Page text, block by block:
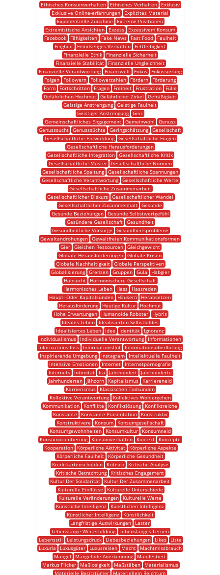
Ethisches Konsumverhalten
Ethisches Verhalten
Exklusiv
Exklusive Online-erfahrungen
Explizites Material
Exponentielle Zunahme
Extreme Positionen
Extremistische Ansichten
Exzess
Exzessivem Konsum
Facebook
Fähigkeiten Fake News Fast Food
Faulheit
Feigheit
Feindseliges Verhalten
Fettleibigkeit
Finanzielle Ethik
Finanzielle Sicherheit
Finanzielle Stabilität
Finanzielle Ungleichheit
Finanzielle Verantwortung
Finanzwelt Fokus
Fokussierung
Folgen
Followern Followerzahlen Fördern
Förderung
Form
Fortschritten Fragen Freiheit Frustration
Fülle
Gefährlichen Hochmut Gefährlicher Zirkel
Gefräßigkeit
Geistige Anstrengung Geistige Faulheit
Geistiger Anstrengung Geiz
Gemeinschaftliches Engagement
Gemeinwohl
Genuss
Genusssucht Genusssüchte Geringschätzung Gesellschaft
Gesellschaftliche Entwicklung
Gesellschaftliche Fragen
Gesellschaftliche Herausforderungen
Gesellschaftliche Integration Gesellschaftliche Kritik
Gesellschaftliche Muster
Gesellschaftliche Normen
Gesellschaftliche Spaltung
Gesellschaftliche Spannungen
Gesellschaftliche Verantwortung Gesellschaftliche Werte
Gesellschaftliche Zusammenarbeit
Gesellschaftlicher Diskurs
Gesellschaftlicher Wandel
Gesellschaftlicher Zusammenhalt
Gesunde
Gesunde Beziehungen
Gesunde Selbstwertgefühl
Gesündere Gesellschaft
Gesundheit
Gesundheitliche Vorsorge
Gesundheitsprobleme
Gewaltandrohungen Gewaltfreien Kommunikationsformen
Gier
Gleichen Ressourcen
Gleichgewicht
Globale Herausforderungen Globale Krisen
Globale Nachhaltigkeit Globale Perspektiven
Globalisierung
Grenzen Gruppen Gula
Habgier
Habsucht
Harmonischere Gesellschaft
Harmonisches Leben
Hass
Hassreden
Haupt- Oder Kapitalsünden
Häusern
Herabsetzen
Herausforderung
Heutige Kultur
Hochmut
Hohe Erwartungen
Humanoide Roboter
Hybris
Ideales Leben
Idealisierten Selbstbildes
Idealisiertes Leben
Idee Identität
Ignoranz
Individualismus
Individuelle Verantwortung
Informationen
Informationsfluss
Informationsflut
Informationsüberflutung
Inspirierende Umgebung
Instagram
Intellektuelle Faulheit
Intensive Emotionen
Internet
Internetpornografie
Internets
Intimität Ira Jahrhundert
Jahrhunderte
Jahrhunderten
Jähzorn Kapitalismus
Karriereneid
Karrierismus
Klassischen Todsünden
Kollektive Verantwortung
Kollektives Wohlergehen
Kommunikation
Konflikte Konfliktlösung
Konfliktreiche
Konstante
Konstante Präsentation
Konstruktiv
Konstruktivere
Konsum
Konsumgesellschaft
Konsumgewohnheiten
Konsumkultur
Konsumneid
Konsumorientierung
Konsumverhalten Kontext
Konzepte
Kooperation
Körperliche Aktivität
Körperliche Aspekte
Körperliche Faulheit
Körperliche Gesundheit
Kreditkartenschulden
Kritisch
Kritische Analyse
Kritische Betrachtung
Kritisches Engagement
Kultur Der Solidarität
Kultur Der Zusammenarbeit
Kulturelle Einflüsse
Kulturelle Unterschiede
Kulturelle Veränderungen
Kulturelle Werte
Künstliche Intelligenz
Künstlichen Intelligenz
Künstlicher Intelligenz
Künstlichkeit
Langfristige Auswirkungen
Laster
Lebenslange Weiterbildung
Lebenslanges Lernen
Lebensstil
Leistungsdruck Liebesbeziehungen Likes
Liste
Luxuria
Luxusgüter Luxusreisen Macht
Machtmissbrauch
Mangel
Mangelnde Anerkennung
Manifestiert
Markus Flicker
Maßlosigkeit Maßstäben
Materialismus
Materielle Besitztümer
Materiellem Reichtum